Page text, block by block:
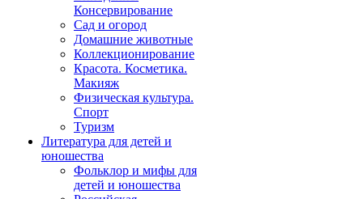
Консервирование
Сад и огород
Домашние животные
Коллекционирование
Красота. Косметика.
Макияж
Физическая культура.
Спорт
Туризм
Литература для детей и
юношества
Фольклор и мифы для
детей и юношества